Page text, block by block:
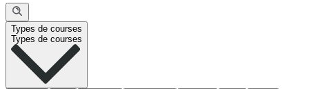
Types de courses
Types de courses